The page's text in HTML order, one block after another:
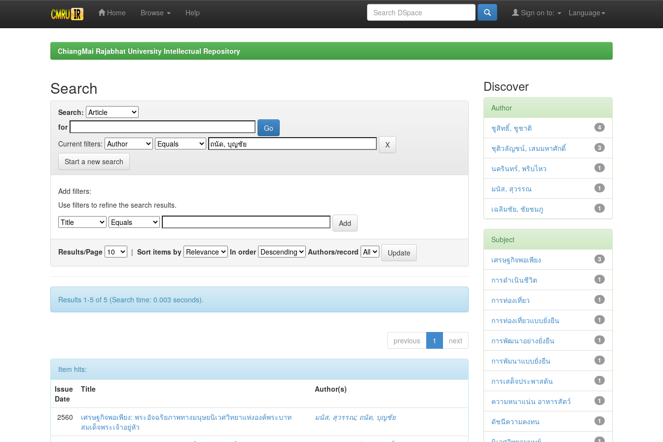
Home Browse Help Language
Sign on to:
ChiangMai Rajabhat University Intellectual Repository
Search
Search:
for
Current filters:
Start a new search
Add filters:
Use filters to refine the search results.
Results/Page | Sort items by In order Authors/record
Results 1-5 of 5 (Search time: 0.003 seconds).
previous 1 next
Item hits:
Issue
Date
Title Author(s)
2560
เศรษฐกิจพอเพียง: พระอัจฉริยภาพทางมนุษยนิเวศวิทยาแห่งองค์พระบาท
สมเด็จพระเจ้าอยู่หัว
มนัส, สุวรรณ; ถนัด, บุญชัย
Discover
Author
4
ชูสิทธิ์, ชูชาติ
3
ชุติวลัญชน์, เสมมหาศักดิ์
1
นครินทร์, พริบไหว
1
มนัส, สุวรรณ
1
เฉลิมชัย, ชัยชมภู
Subject
3
เศรษฐกิจพอเพียง
1
การดำเนินชีวิต
1
การท่องเที่ยว
1
การท่องเที่ยวแบบยั่งยืน
1
การพัฒนาอย่างยั่งยืน
1
การพัมนาแบบยั่งยืน
1
การเสด็จประพาสต้น
1
ความหนาแน่น อาหารสัตว์
1
ดัชนีความคงทน